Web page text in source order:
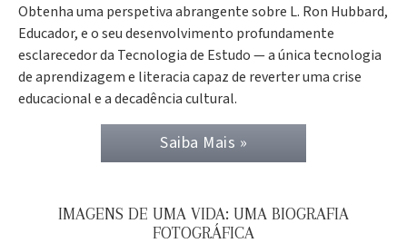
Obtenha uma perspetiva abrangente sobre L. Ron Hubbard,
Educador, e o seu desenvolvimento profundamente
esclarecedor da Tecnologia de Estudo — a única tecnologia
de aprendizagem e literacia capaz de reverter uma crise
educacional e a decadência cultural.
Saiba Mais »
IMAGENS DE UMA VIDA: UMA BIOGRAFIA
FOTOGRÁFICA